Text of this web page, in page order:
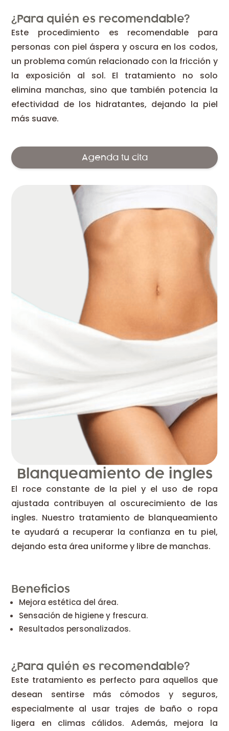
¿Para quién es recomendable?
Este procedimiento es recomendable para
personas con piel áspera y oscura en los codos,
un problema común relacionado con la fricción y
la exposición al sol. El tratamiento no solo
elimina manchas, sino que también potencia la
efectividad de los hidratantes, dejando la piel
más suave.
Agenda tu cita
Blanqueamiento de ingles
El roce constante de la piel y el uso de ropa
ajustada contribuyen al oscurecimiento de las
ingles. Nuestro tratamiento de blanqueamiento
te ayudará a recuperar la confianza en tu piel,
dejando esta área uniforme y libre de manchas.
Beneficios
Mejora estética del área.
Sensación de higiene y frescura.
Resultados personalizados.
¿Para quién es recomendable?
Este tratamiento es perfecto para aquellos que
desean sentirse más cómodos y seguros,
especialmente al usar trajes de baño o ropa
ligera en climas cálidos. Además, mejora la